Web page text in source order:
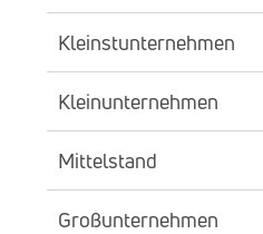
Kleinstunternehmen
Kleinunternehmen
Mittelstand
Großunternehmen